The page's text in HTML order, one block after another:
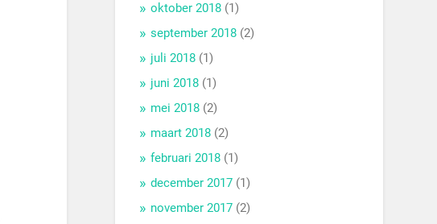
oktober 2018 (1)
september 2018 (2)
juli 2018 (1)
juni 2018 (1)
mei 2018 (2)
maart 2018 (2)
februari 2018 (1)
december 2017 (1)
november 2017 (2)